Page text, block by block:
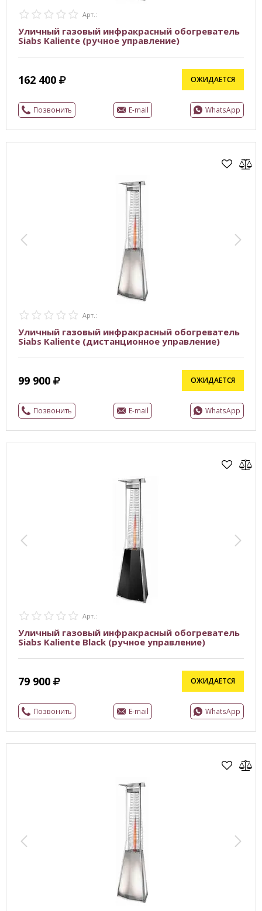
Арт.:
Уличный газовый инфракрасный обогреватель
Siabs Kaliente (ручное управление)
162 400 ОЖИДАЕТСЯ
Позвонить E-mail WhatsApp
Арт.:
Уличный газовый инфракрасный обогреватель
Siabs Kaliente (дистанционное управление)
99 900 ОЖИДАЕТСЯ
Позвонить E-mail WhatsApp
Арт.:
Уличный газовый инфракрасный обогреватель
Siabs Kaliente Black (ручное управление)
79 900 ОЖИДАЕТСЯ
Позвонить E-mail WhatsApp